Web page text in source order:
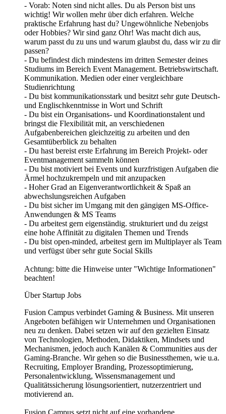
- Vorab: Noten sind nicht alles. Du als Person bist uns
wichtig! Wir wollen mehr über dich erfahren. Welche
praktische Erfahrung hast du? Ungewöhnliche Nebenjobs
oder Hobbies? Wir sind ganz Ohr! Was macht dich aus,
warum passt du zu uns und warum glaubst du, dass wir zu dir
passen?
- Du befindest dich mindestens im dritten Semester deines
Studiums im Bereich Event Management. Betriebswirtschaft.
Kommunikation. Medien oder einer vergleichbare
Studienrichtung
- Du bist kommunikationsstark und besitzt sehr gute Deutsch-
und Englischkenntnisse in Wort und Schrift
- Du bist ein Organisations- und Koordinationstalent und
bringst die Flexibilität mit, an verschiedenen
Aufgabenbereichen gleichzeitig zu arbeiten und den
Gesamtüberblick zu behalten
- Du hast bereist erste Erfahrung im Bereich Projekt- oder
Eventmanagement sammeln können
- Du bist motiviert bei Events und kurzfristigen Aufgaben die
Ärmel hochzukrempeln und mit anzupacken
- Hoher Grad an Eigenverantwortlichkeit & Spaß an
abwechslungsreichen Aufgaben
- Du bist sicher im Umgang mit den gängigen MS-Office-
Anwendungen & MS Teams
- Du arbeitest gern eigenständig. strukturiert und du zeigst
eine hohe Affinität zu digitalen Themen und Trends
- Du bist open-minded, arbeitest gern im Multiplayer als Team
und verfügst über sehr gute Social Skills
Achtung: bitte die Hinweise unter "Wichtige Informationen"
beachten!
Über Startup Jobs
Fusion Campus verbindet Gaming & Business. Mit unseren
Angeboten befähigen wir Unternehmen und Organisationen
neu zu denken. Dabei setzen wir auf den gezielten Einsatz
von Technologien, Methoden, Didaktiken, Mindsets und
Mechanismen, jedoch auch Kanälen & Communities aus der
Gaming-Branche. Wir gehen so die Businessthemen, wie u.a.
Recruiting, Employer Branding, Prozessoptimierung,
Personalentwicklung, Wissensmanagement und
Qualitätssicherung lösungsorientiert, nutzerzentriert und
motivierend an.
Fusion Campus setzt nicht auf eine vorhandene